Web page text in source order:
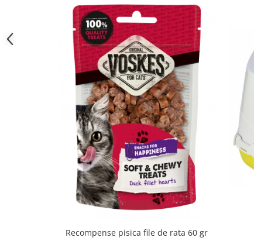
Recompense pisica file de rata 60 gr